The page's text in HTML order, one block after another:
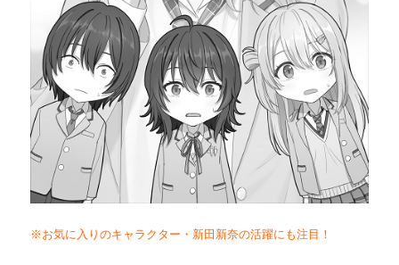
※お気に入りのキャラクター・新田新奈の活躍にも注目！